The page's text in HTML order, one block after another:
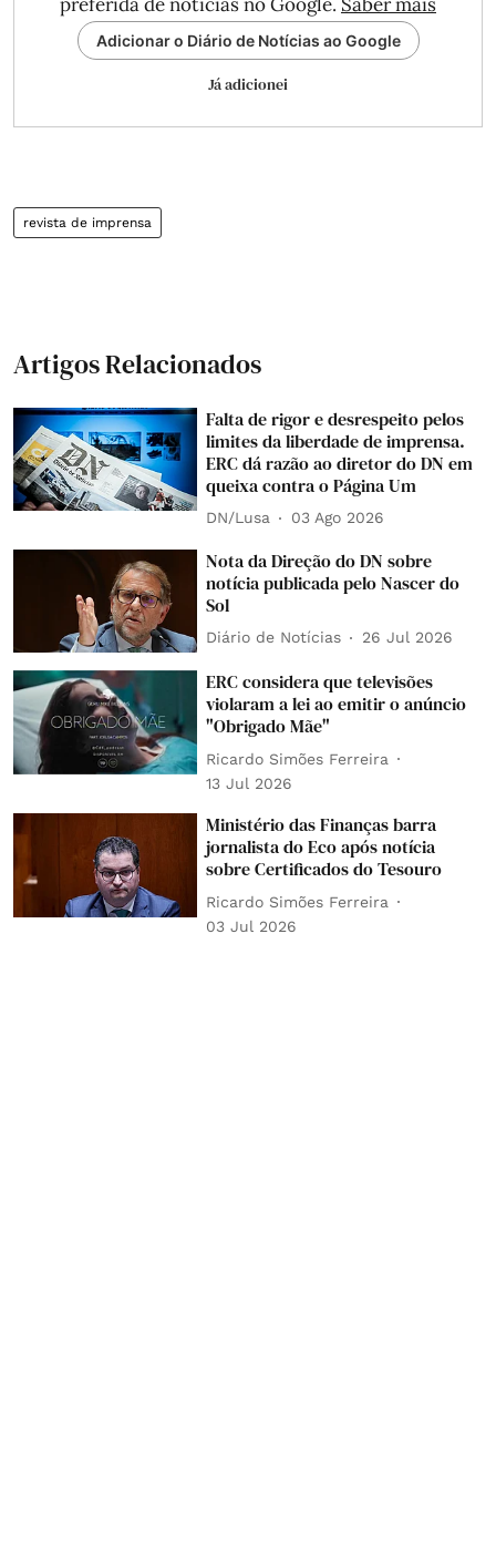
Adicionar o Diário de Notícias ao Google
Já adicionei
revista de imprensa
Artigos Relacionados
Falta de rigor e desrespeito pelos
limites da liberdade de imprensa.
ERC dá razão ao diretor do DN em
queixa contra o Página Um
DN/Lusa 03 Ago 2026
Nota da Direção do DN sobre
notícia publicada pelo Nascer do
Sol
Diário de Notícias 26 Jul 2026
ERC considera que televisões
violaram a lei ao emitir o anúncio
"Obrigado Mãe"
Ricardo Simões Ferreira
13 Jul 2026
Ministério das Finanças barra
jornalista do Eco após notícia
sobre Certificados do Tesouro
Ricardo Simões Ferreira
03 Jul 2026